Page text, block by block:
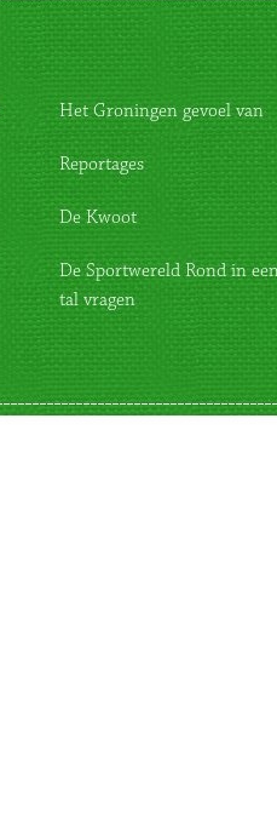
Het Groningen gevoel van
Reportages
De Kwoot
De Sportwereld Rond in
tal vragen